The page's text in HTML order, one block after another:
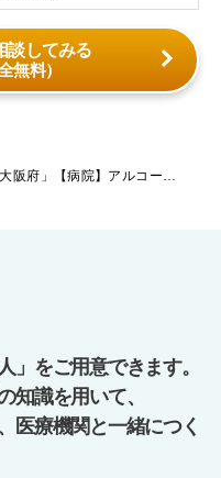
談してみる
無料）
「大阪府」【病院】アルコール依存症の治療にご興味がある先生、経験のある先生歓迎します！勤務日数や当直の有無については柔軟にご相談可能です。お気軽にお問い合わせ下さい。
」をご用意できます。
知識を用いて、
医療機関と一緒につく